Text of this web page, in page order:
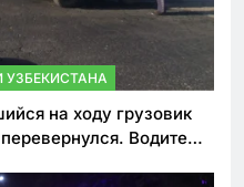
УЗБЕКИСТАНА
на ходу грузовик
Водитель